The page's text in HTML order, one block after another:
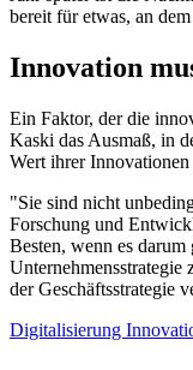
bereit für etwas, an
Innovation
Ein Faktor, der die
Kaski das Ausmaß, in
Wert ihrer Innovationen
"Sie sind nicht
Forschung und
Besten, wenn es
der Geschäftsstrategie
Digitalisierung